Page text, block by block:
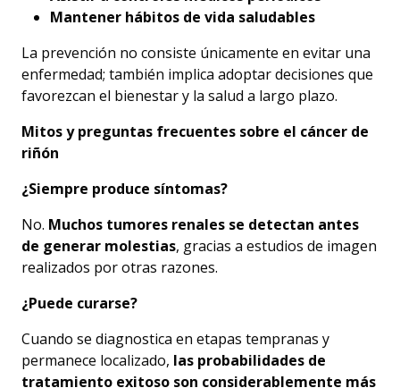
Mantener hábitos de vida saludables
La prevención no consiste únicamente en evitar una
enfermedad; también implica adoptar decisiones que
favorezcan el bienestar y la salud a largo plazo.
Mitos y preguntas frecuentes sobre el cáncer de
riñón
¿Siempre produce síntomas?
No. Muchos tumores renales se detectan antes
de generar molestias, gracias a estudios de imagen
realizados por otras razones.
¿Puede curarse?
Cuando se diagnostica en etapas tempranas y
permanece localizado, las probabilidades de
tratamiento exitoso son considerablemente más